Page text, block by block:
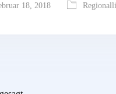
18, 2018